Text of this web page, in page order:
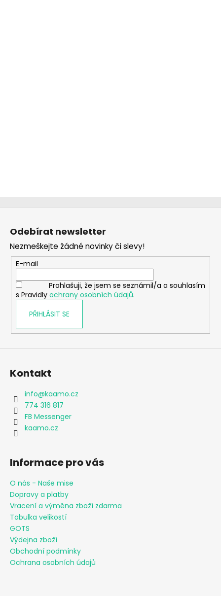
Z
Odebírat newsletter
Nezmeškejte žádné novinky či slevy!
E-mail
Prohlašuji, že jsem se seznámil/a a souhlasím
s Pravidly ochrany osobních údajů.
PŘIHLÁSIT SE
Kontakt
info@kaamo.cz
774 316 817
FB Messenger
kaamo.cz
Informace pro vás
O nás - Naše mise
Dopravy a platby
Vracení a výměna zboží zdarma
Tabulka velikostí
GOTS
Výdejna zboží
Obchodní podmínky
Ochrana osobních údajů